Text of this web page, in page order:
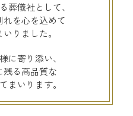
葬儀社として、
を心を込めて
りました。
に寄り添い、
残る高品質な
まいります。